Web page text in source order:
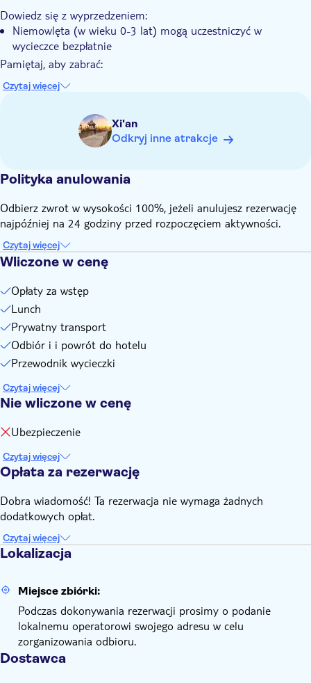
Dowiedz się z wyprzedzeniem:
Niemowlęta (w wieku 0-3 lat) mogą uczestniczyć w
wycieczce bezpłatnie
Pamiętaj, aby zabrać:
Ważny paszport
Czytaj więcej
Xi'an
Odkryj inne atrakcje
Polityka anulowania
Odbierz zwrot w wysokości 100%, jeżeli anulujesz rezerwację
najpóźniej na 24 godziny przed rozpoczęciem aktywności.
Czytaj więcej
Wliczone w cenę
Opłaty za wstęp
Lunch
Prywatny transport
Odbiór i i powrót do hotelu
Przewodnik wycieczki
Czytaj więcej
Nie wliczone w cenę
Ubezpieczenie
Czytaj więcej
Opłata za rezerwację
Dobra wiadomość! Ta rezerwacja nie wymaga żadnych
dodatkowych opłat.
Czytaj więcej
Lokalizacja
Miejsce zbiórki:
Podczas dokonywania rezerwacji prosimy o podanie
lokalnemu operatorowi swojego adresu w celu
zorganizowania odbioru.
Dostawca